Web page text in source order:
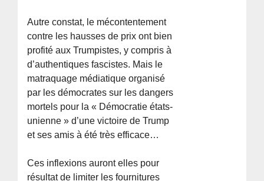
Autre constat, le mécontentement
contre les hausses de prix ont bien
profité aux Trumpistes, y compris à
d’authentiques fascistes. Mais le
matraquage médiatique organisé
par les démocrates sur les dangers
mortels pour la « Démocratie états-
unienne » d’une victoire de Trump
et ses amis à été très efficace…
Ces inflexions auront elles pour
résultat de limiter les fournitures